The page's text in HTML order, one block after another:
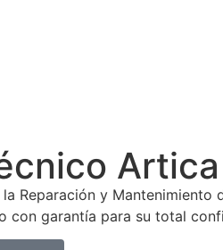
Artica
Reparación y Mantenimiento
con garantía para su total